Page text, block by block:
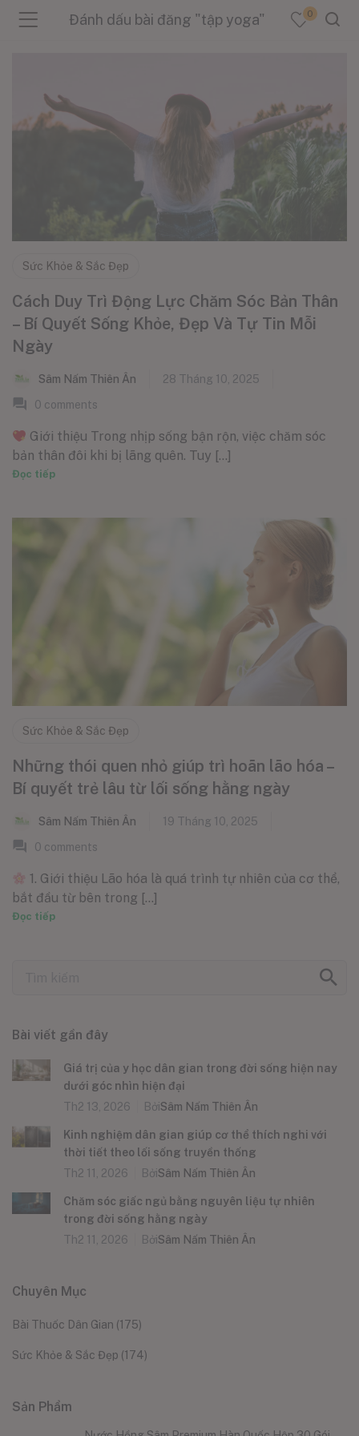
(Sản Phẩm )
(Tin Tức )
Đánh dấu bài đăng "tập yoga" 0
Sức Khỏe & Sắc Đẹp
Cách Duy Trì Động Lực Chăm Sóc Bản Thân
– Bí Quyết Sống Khỏe, Đẹp Và Tự Tin Mỗi
Ngày
Sâm Nấm Thiên Ân
28 Tháng 10, 2025
0 comments
Giới thiệu Trong nhịp sống bận rộn, việc chăm sóc
bản thân đôi khi bị lãng quên. Tuy [...]
Đọc tiếp
Sức Khỏe & Sắc Đẹp
Những thói quen nhỏ giúp trì hoãn lão hóa –
Bí quyết trẻ lâu từ lối sống hằng ngày
Sâm Nấm Thiên Ân
19 Tháng 10, 2025
0 comments
1. Giới thiệu Lão hóa là quá trình tự nhiên của cơ thể,
bắt đầu từ bên trong [...]
Đọc tiếp
Bài viết gần đây
Giá trị của y học dân gian trong đời sống hiện nay
dưới góc nhìn hiện đại
Th2 13, 2026
BởiSâm Nấm Thiên Ân
Kinh nghiệm dân gian giúp cơ thể thích nghi với
thời tiết theo lối sống truyền thống
Th2 11, 2026
BởiSâm Nấm Thiên Ân
Chăm sóc giấc ngủ bằng nguyên liệu tự nhiên
trong đời sống hằng ngày
Th2 11, 2026
BởiSâm Nấm Thiên Ân
Chuyên Mục
Bài Thuốc Dân Gian (175)
Sức Khỏe & Sắc Đẹp (174)
Sản Phẩm